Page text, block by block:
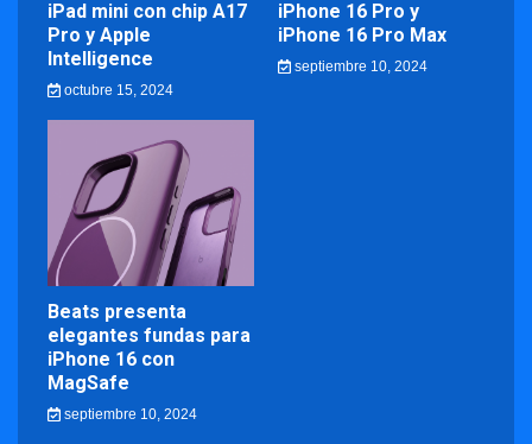
iPad mini con chip A17
Pro y Apple
Intelligence
octubre 15, 2024
iPhone 16 Pro y
iPhone 16 Pro Max
septiembre 10, 2024
Beats presenta
elegantes fundas para
iPhone 16 con
MagSafe
septiembre 10, 2024